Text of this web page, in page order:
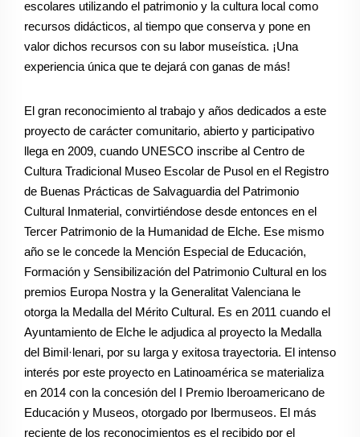
escolares utilizando el patrimonio y la cultura local como
recursos didácticos, al tiempo que conserva y pone en
valor dichos recursos con su labor museística. ¡Una
experiencia única que te dejará con ganas de más!
El gran reconocimiento al trabajo y años dedicados a este
proyecto de carácter comunitario, abierto y participativo
llega en 2009, cuando UNESCO inscribe al Centro de
Cultura Tradicional Museo Escolar de Pusol en el Registro
de Buenas Prácticas de Salvaguardia del Patrimonio
Cultural Inmaterial, convirtiéndose desde entonces en el
Tercer Patrimonio de la Humanidad de Elche. Ese mismo
año se le concede la Mención Especial de Educación,
Formación y Sensibilización del Patrimonio Cultural en los
premios Europa Nostra y la Generalitat Valenciana le
otorga la Medalla del Mérito Cultural. Es en 2011 cuando el
Ayuntamiento de Elche le adjudica al proyecto la Medalla
del Bimil·lenari, por su larga y exitosa trayectoria. El intenso
interés por este proyecto en Latinoamérica se materializa
en 2014 con la concesión del I Premio Iberoamericano de
Educación y Museos, otorgado por Ibermuseos. El más
reciente de los reconocimientos es el recibido por el